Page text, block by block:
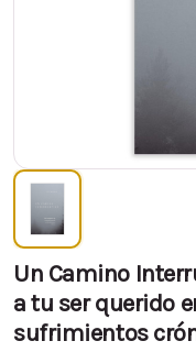
Un Camino
a tu ser querido
sufrimientos